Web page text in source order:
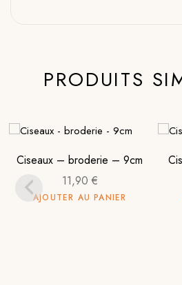
PRODUITS
Ciseaux – broderie – 9cm
11,90 €
AJOUTER AU PANIER